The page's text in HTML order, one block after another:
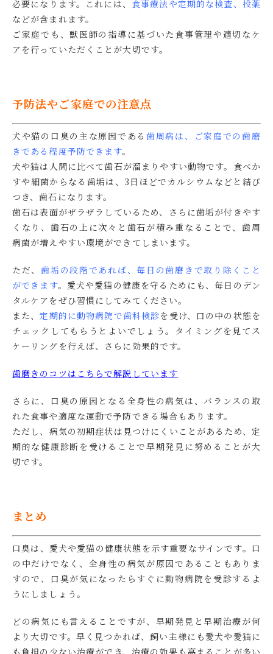
必要になります。これには、 食事療法や定期的な検査、投薬
などが含まれます。
ご家庭でも、獣医師の指導に基づいた食事管理や適切なケ
アを行っていただくことが大切です。
予防法やご家庭での注意点
犬や猫の口臭の主な原因である歯周病は、ご家庭での歯磨
きである程度予防できます。
犬や猫は人間に比べて歯石が溜まりやすい動物です。食べか
すや細菌からなる歯垢は、3日ほどでカルシウムなどと結び
つき、歯石になります。
歯石は表面がザラザラしているため、さらに歯垢が付きやす
くなり、歯石の上に次々と歯石が積み重なることで、歯周
病菌が増えやすい環境ができてしまいます。
ただ、歯垢の段階であれば、毎日の歯磨きで取り除くこと
ができます。愛犬や愛猫の健康を守るためにも、毎日のデン
タルケアをぜひ習慣にしてみてください。
また、定期的に動物病院で歯科検診を受け、口の中の状態を
チェックしてもらうとよいでしょう。タイミングを見てス
ケーリングを行えば、さらに効果的です。
歯磨きのコツはこちらで解説しています
さらに、口臭の原因となる全身性の病気は、バランスの取
れた食事や適度な運動で予防できる場合もあります。
ただし、病気の初期症状は見つけにくいことがあるため、定
期的な健康診断を受けることで早期発見に努めることが大
切です。
まとめ
口臭は、愛犬や愛猫の健康状態を示す重要なサインです。口
の中だけでなく、全身性の病気が原因であることもありま
すので、口臭が気になったらすぐに動物病院を受診するよ
うにしましょう。
どの病気にも言えることですが、早期発見と早期治療が何
より大切です。早く見つかれば、飼い主様にも愛犬や愛猫に